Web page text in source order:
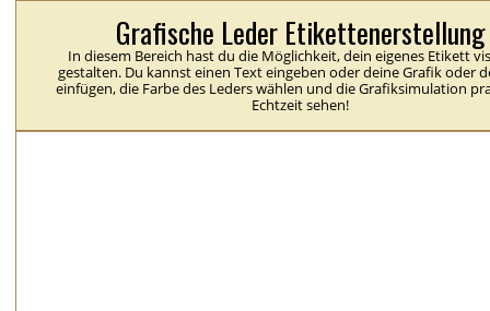
Grafische Leder Etikettenerstellung
In diesem Bereich hast du die Möglichkeit, dein eigenes Etikett
gestalten. Du kannst einen Text eingeben oder deine Grafik oder
einfügen, die Farbe des Leders wählen und die Grafiksimulation
Echtzeit sehen!